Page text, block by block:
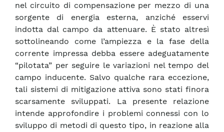
nel circuito di compensazione per mezzo di una
sorgente di energia esterna, anziché esservi
indotta dal campo da attenuare. È stato altresì
sottolineando come l’ampiezza e la fase della
corrente impressa debba essere adeguatamente
“pilotata” per seguire le variazioni nel tempo del
campo inducente. Salvo qualche rara eccezione,
tali sistemi di mitigazione attiva sono stati finora
scarsamente sviluppati. La presente relazione
intende approfondire i problemi connessi con lo
sviluppo di metodi di questo tipo, in reazione alla